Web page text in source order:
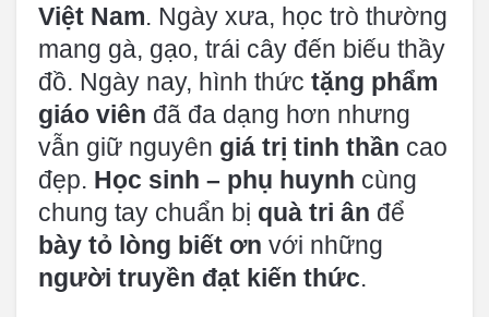
Việt Nam. Ngày xưa, học trò thường
mang gà, gạo, trái cây đến biếu thầy
đồ. Ngày nay, hình thức tặng phẩm
giáo viên đã đa dạng hơn nhưng
vẫn giữ nguyên giá trị tinh thần cao
đẹp. Học sinh – phụ huynh cùng
chung tay chuẩn bị quà tri ân để
bày tỏ lòng biết ơn với những
người truyền đạt kiến thức.